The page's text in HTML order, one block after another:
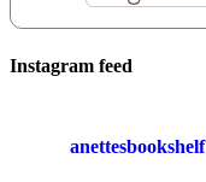
Instagram feed
anettesbookshelf